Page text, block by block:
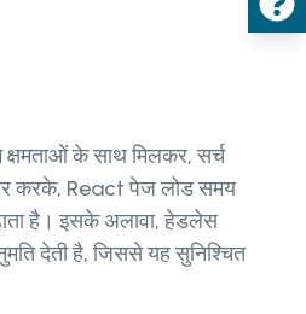
के साथ मिलकर, सर्च
करके, React पेज लोड समय
है। इसके अलावा, हेडलेस
देती है, जिससे यह सुनिश्चित